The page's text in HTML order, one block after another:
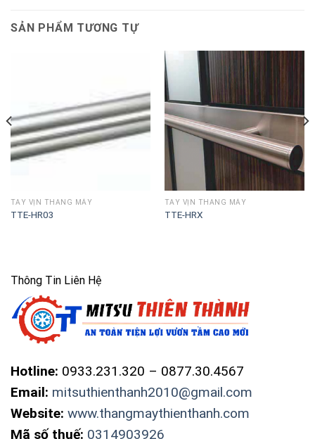
SẢN PHẨM TƯƠNG TỰ
TAY VỊN THANG MÁY
TTE-HR03
TAY VỊN THANG MÁY
TTE-HRX
Thông Tin Liên Hệ
Hotline: 0933.231.320 – 0877.30.4567
Email: mitsuthienthanh2010@gmail.com
Website: www.thangmaythienthanh.com
Mã số thuế: 0314903926